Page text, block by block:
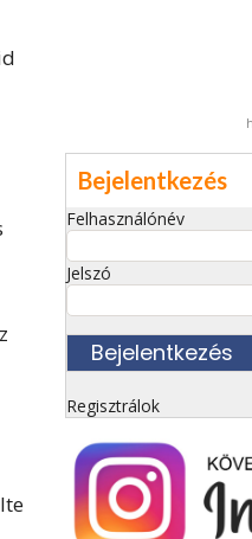
Bejelentkezés
Felhasználónév
Jelszó
Regisztrálok